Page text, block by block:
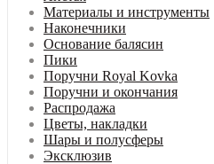
Материалы и инструменты
Наконечники
Основание балясин
Пики
Поручни Royal Kovka
Поручни и окончания
Распродажа
Цветы, накладки
Шары и полусферы
Эксклюзив